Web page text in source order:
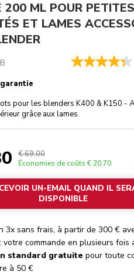
200 ML POUR PETITES
ET LAMES
pour les blenders K400 & K150 -
grâce aux lames.
€ 69,00
Économies de coûts € 20,70
UN-EMAIL QUAND IL
DISPONIBLE
3x sans frais, à partir de 300 €
votre commande en plusieurs fois
standard gratuite pour toute
à 50 €